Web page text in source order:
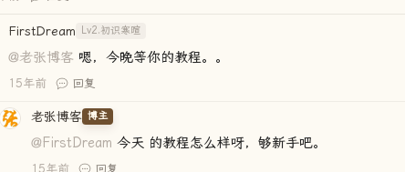
FirstDream Lv2.初识寒暄
@老张博客 嗯，今晚等你的教程。。
15年前 回复
老张博客 博主
@FirstDream 今天 的教程怎么样呀，够新手吧。
15年前 回复